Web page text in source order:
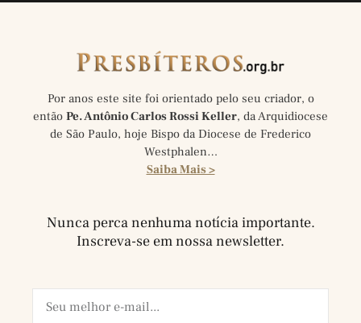
Por anos este site foi orientado pelo seu criador, o
então Pe. Antônio Carlos Rossi Keller, da Arquidiocese
de São Paulo, hoje Bispo da Diocese de Frederico
Westphalen…
Saiba Mais >
Nunca perca nenhuma notícia importante.
Inscreva-se em nossa newsletter.